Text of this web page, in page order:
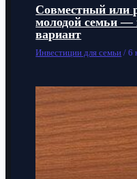
Совместный или
молодой семьи
вариант
Инвестиции для семьи /6